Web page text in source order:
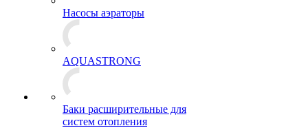
Насосы аэраторы
AQUASTRONG
Баки расширительные для
систем отопления